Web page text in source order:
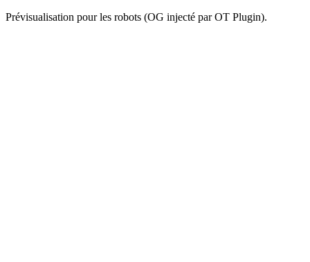
Prévisualisation pour les robots (OG injecté par OT Plugin).